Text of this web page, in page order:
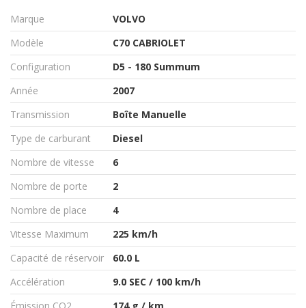
Marque
VOLVO
Modèle
C70 CABRIOLET
Configuration
D5 - 180 Summum
Année
2007
Transmission
Boîte Manuelle
Type de carburant
Diesel
Nombre de vitesse
6
Nombre de porte
2
Nombre de place
4
Vitesse Maximum
225 km/h
Capacité de réservoir
60.0 L
Accélération
9.0 SEC / 100 km/h
Émission CO2
174 g / km